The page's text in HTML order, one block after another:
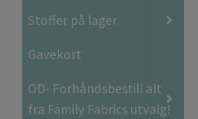
Stoffer på lager
Gavekort
OD- Forhåndsbestill alt
fra Family Fabrics utvalg!